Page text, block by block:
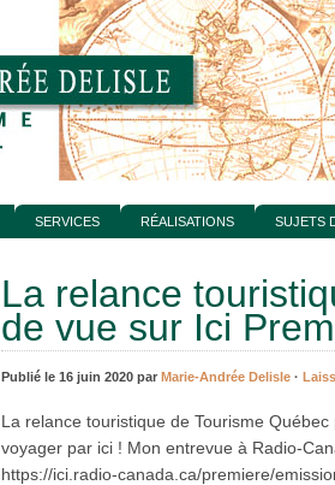
SERVICES RÉALISATIONS SUJETS
La relance
de vue sur Ici
Publié le 16 juin 2020 par Marie-Andrée Delisle ·
La relance touristique de Tourisme
voyager par ici ! Mon entrevue à Radio-
https://ici.radio-canada.ca/premiere/